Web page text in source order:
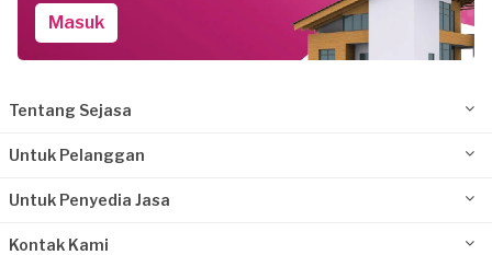
Masuk
Tentang Sejasa
Untuk Pelanggan
Untuk Penyedia Jasa
Kontak Kami